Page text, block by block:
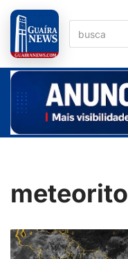
Pular
para
o
conteúdo
meteorito